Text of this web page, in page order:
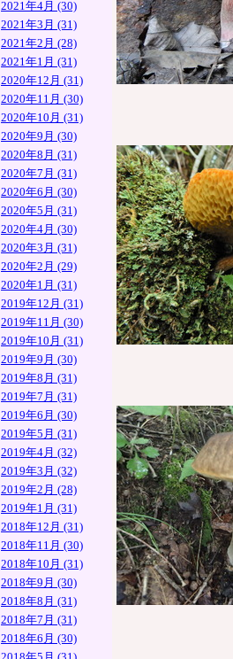
2021年4月 (30)
2021年3月 (31)
2021年2月 (28)
2021年1月 (31)
2020年12月 (31)
2020年11月 (30)
2020年10月 (31)
2020年9月 (30)
2020年8月 (31)
2020年7月 (31)
2020年6月 (30)
2020年5月 (31)
2020年4月 (30)
2020年3月 (31)
2020年2月 (29)
2020年1月 (31)
2019年12月 (31)
2019年11月 (30)
2019年10月 (31)
2019年9月 (30)
2019年8月 (31)
2019年7月 (31)
2019年6月 (30)
2019年5月 (31)
2019年4月 (32)
2019年3月 (32)
2019年2月 (28)
2019年1月 (31)
2018年12月 (31)
2018年11月 (30)
2018年10月 (31)
2018年9月 (30)
2018年8月 (31)
2018年7月 (31)
2018年6月 (30)